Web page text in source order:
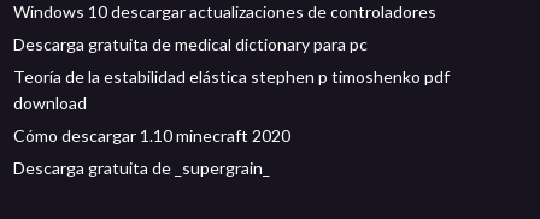
Windows 10 descargar actualizaciones de controladores
Descarga gratuita de medical dictionary para pc
Teoría de la estabilidad elástica stephen p timoshenko pdf
download
Cómo descargar 1.10 minecraft 2020
Descarga gratuita de _supergrain_